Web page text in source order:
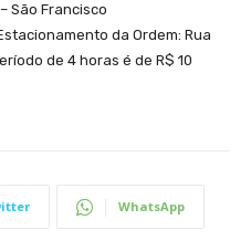
São Francisco
da Ordem: Rua
de 4 horas é de R$ 10
WhatsApp